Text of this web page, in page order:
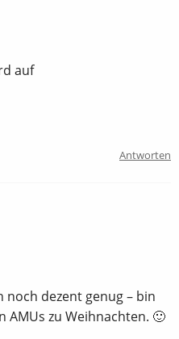
auf
Antworten
noch dezent genug – bin
AMUs zu Weihnachten. 🙂